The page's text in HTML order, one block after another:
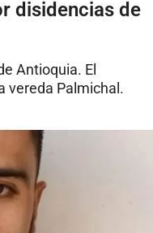
disidencias de
Antioquia. El
vereda Palmichal.